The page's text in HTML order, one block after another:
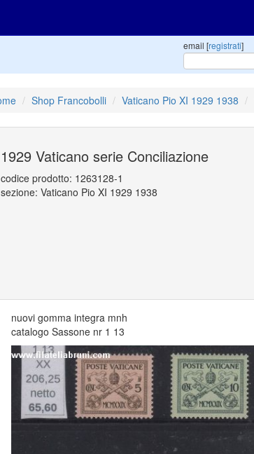
email [registrati]
Shop Francobolli Vaticano Pio XI 1929 1938
1929 Vaticano serie Conciliazione
codice prodotto: 1263128-1
sezione: Vaticano Pio XI 1929 1938
nuovi gomma integra mnh
catalogo Sassone nr 1 13